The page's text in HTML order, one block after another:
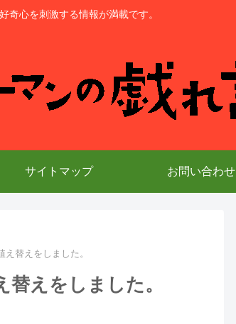
奇心を刺激する情報が満載です。
サイトマップ お問い合わせ
え替えをしました。
替えをしました。